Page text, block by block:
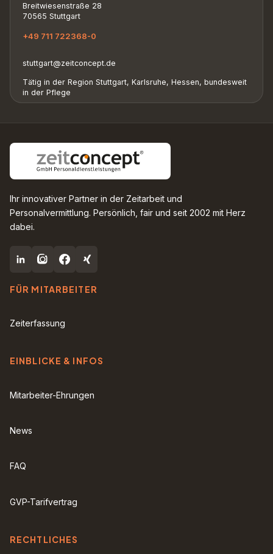
Breitwiesenstraße 28
70565 Stuttgart
+49 711 722368-0
stuttgart@zeitconcept.de
Tätig in der Region Stuttgart, Karlsruhe, Hessen, bundesweit
in der Pflege
Ihr innovativer Partner in der Zeitarbeit und
Personalvermittlung. Persönlich, fair und seit 2002 mit Herz
dabei.
FÜR MITARBEITER
Zeiterfassung
EINBLICKE & INFOS
Mitarbeiter-Ehrungen
News
FAQ
GVP-Tarifvertrag
RECHTLICHES